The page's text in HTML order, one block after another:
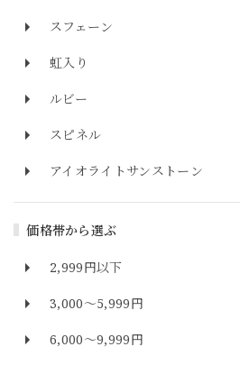
スフェーン
虹入り
ルビー
スピネル
アイオライトサンストーン
価格帯から選ぶ
2,999円以下
3,000～5,999円
6,000～9,999円